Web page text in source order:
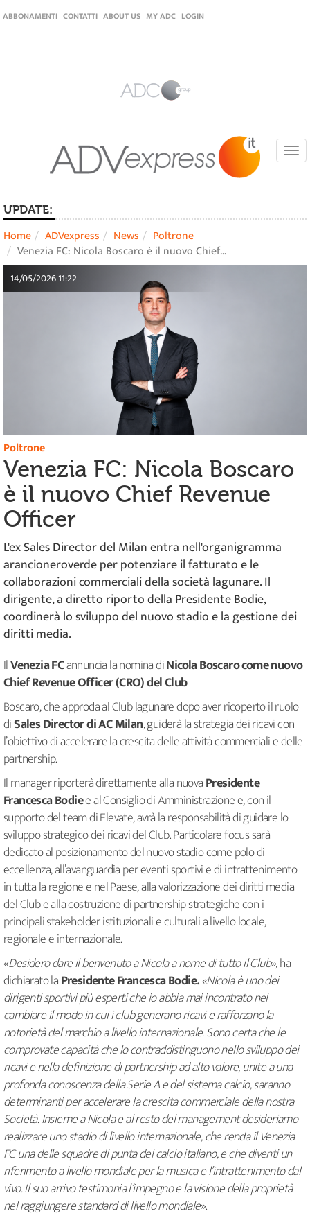
ABBONAMENTI CONTATTI ABOUT US MY ADC LOGIN
UPDATE:
Home ADVexpress News
Poltrone
Venezia FC: Nicola Boscaro è il nuovo Chief…
14/05/2026 11:22
Poltrone
Venezia FC: Nicola Boscaro
è il nuovo Chief Revenue
Officer
L'ex Sales Director del Milan entra nell'organigramma
arancioneroverde per potenziare il fatturato e le
collaborazioni commerciali della società lagunare. Il
dirigente, a diretto riporto della Presidente Bodie,
coordinerà lo sviluppo del nuovo stadio e la gestione dei
diritti media.
IlVenezia FCannuncia la nomina diNicola Boscaro come nuovo
Chief Revenue Officer (CRO) del Club.
Boscaro, che approda al Club lagunare dopo aver ricoperto il ruolo
diSales Director di AC Milan, guiderà la strategia dei ricavi con
l’obiettivo di accelerare la crescita delle attività commerciali e delle
partnership.
Il manager riporterà direttamente alla nuovaPresidente
Francesca Bodiee al Consiglio di Amministrazione e, con il
supporto del team di Elevate, avrà la responsabilità di guidare lo
sviluppo strategico dei ricavi del Club. Particolare focus sarà
dedicato al posizionamento del nuovo stadio come polo di
eccellenza, all’avanguardia per eventi sportivi e di intrattenimento
in tutta la regione e nel Paese, alla valorizzazione dei diritti media
del Club e alla costruzione di partnership strategiche con i
principali stakeholder istituzionali e culturali a livello locale,
regionale e internazionale.
«Desidero dare il benvenuto a Nicola a nome di tutto il Club»,ha
dichiarato laPresidente Francesca Bodie.«Nicola è uno dei
dirigenti sportivi più esperti che io abbia mai incontrato nel
cambiare il modo in cui i club generano ricavi e rafforzano la
notorietà del marchio a livello internazionale. Sono certa che le
comprovate capacità che lo contraddistinguono nello sviluppo dei
ricavi e nella definizione di partnership ad alto valore, unite a una
profonda conoscenza della Serie A e del sistema calcio, saranno
determinanti per accelerare la crescita commerciale della nostra
Società. Insieme a Nicola e al resto del management desideriamo
realizzare uno stadio di livello internazionale, che renda il Venezia
FC una delle squadre di punta del calcio italiano, e che diventi un
riferimento a livello mondiale per la musica e l’intrattenimento dal
vivo. Il suo arrivo testimonia l’impegno e la visione della proprietà
nel raggiungere standard di livello mondiale».